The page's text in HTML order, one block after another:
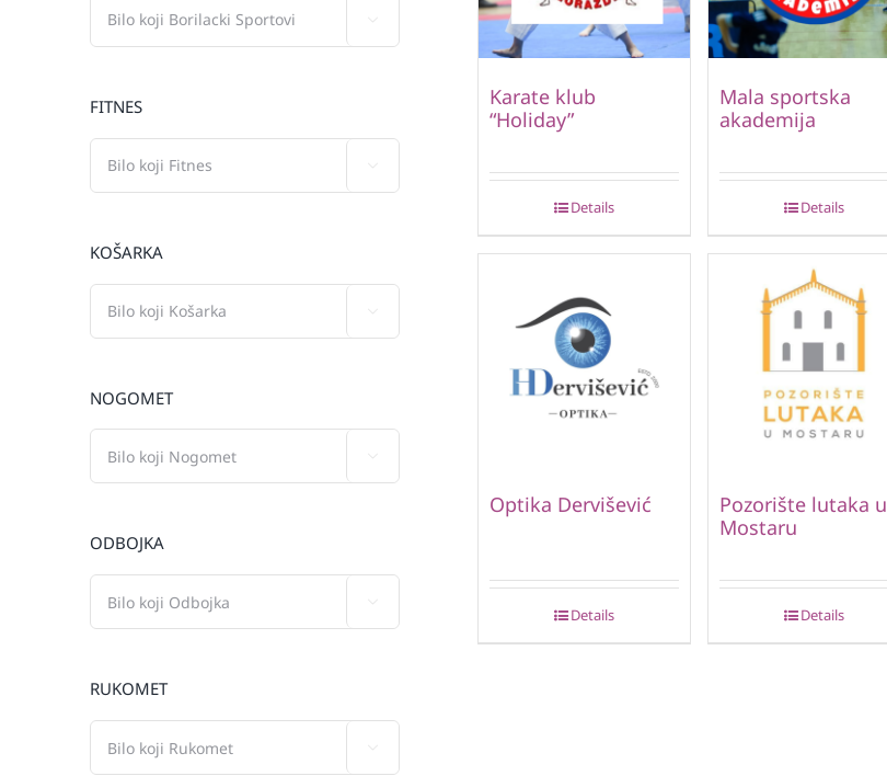
Karate klub
“Holiday”
Details
Mala sportska
akademija
Details
Optika Dervišević
Details
Pozorište lutaka u
Mostaru
Details
FITNES
KOŠARKA
NOGOMET
ODBOJKA
RUKOMET